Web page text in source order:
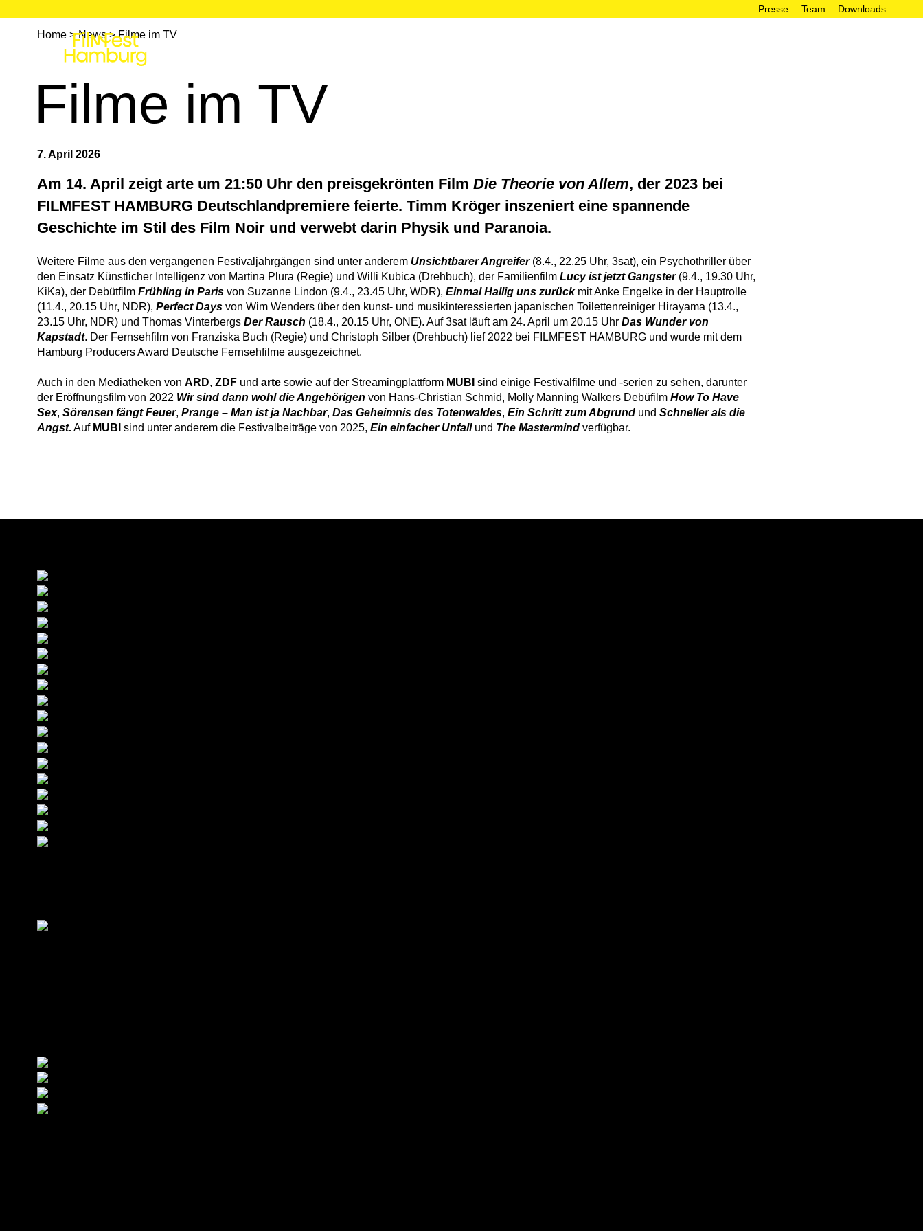
Presse Team Downloads
Home >News >Filme im TV
Filme im TV
7. April 2026
Am 14. April zeigt arte um 21:50 Uhr den preisgekrönten Film Die Theorie von Allem, der 2023 bei
FILMFEST HAMBURG Deutschlandpremiere feierte. Timm Kröger inszeniert eine spannende
Geschichte im Stil des Film Noir und verwebt darin Physik und Paranoia.
Weitere Filme aus den vergangenen Festivaljahrgängen sind unter anderem Unsichtbarer Angreifer(8.4., 22.25 Uhr, 3sat), ein Psychothriller über
den Einsatz Künstlicher Intelligenz von Martina Plura (Regie) und Willi Kubica (Drehbuch), der Familienfilm Lucy ist jetzt Gangster(9.4., 19.30 Uhr,
KiKa), der Debütfilm Frühling in Parisvon Suzanne Lindon (9.4., 23.45 Uhr, WDR), Einmal Hallig uns zurückmit Anke Engelke in der Hauptrolle
(11.4., 20.15 Uhr, NDR), Perfect Daysvon Wim Wenders über den kunst- und musikinteressierten japanischen Toilettenreiniger Hirayama (13.4.,
23.15 Uhr, NDR) und Thomas Vinterbergs Der Rausch (18.4., 20.15 Uhr, ONE). Auf 3sat läuft am 24. April um 20.15 Uhr Das Wunder von
Kapstadt. Der Fernsehfilm von Franziska Buch (Regie) und Christoph Silber (Drehbuch) lief 2022 bei FILMFEST HAMBURG und wurde mit dem
Hamburg Producers Award Deutsche Fernsehfilme ausgezeichnet.
Auch in den Mediatheken von ARD, ZDF und arte sowie auf der Streamingplattform MUBI sind einige Festivalfilme und -serien zu sehen, darunter
der Eröffnungsfilm von 2022 Wir sind dann wohl die Angehörigen von Hans-Christian Schmid, Molly Manning Walkers Debüfilm How To Have
Sex, Sörensen fängt Feuer, Prange – Man ist ja Nachbar, Das Geheimnis des Totenwaldes, Ein Schritt zum Abgrund und Schneller als die
Angst. Auf MUBI sind unter anderem die Festivalbeiträge von 2025, Ein einfacher Unfall und The Mastermind verfügbar.